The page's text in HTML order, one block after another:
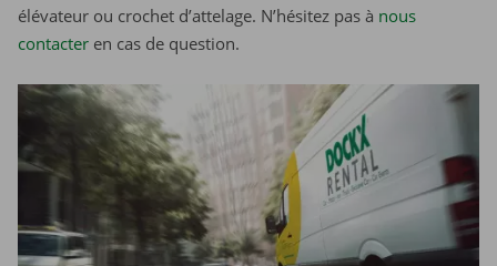
élévateur ou crochet d’attelage. N’hésitez pas à nous
contacter ​​​​​​​ en cas de question.